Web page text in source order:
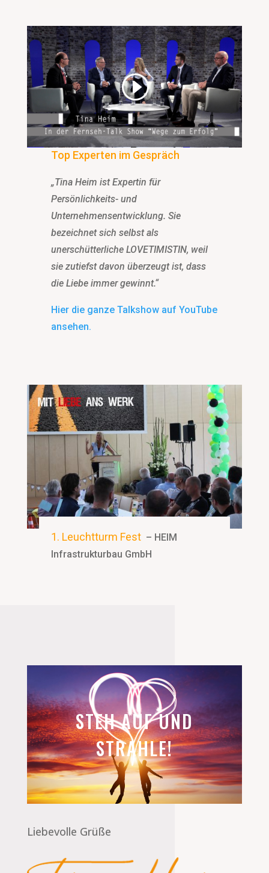
Top Experten im Gespräch
„Tina Heim ist Expertin für
Persönlichkeits- und
Unternehmensentwicklung. Sie
bezeichnet sich selbst als
unerschütterliche LOVETIMISTIN, weil
sie zutiefst davon überzeugt ist, dass
die Liebe immer gewinnt.“
Hier die ganze Talkshow auf YouTube
ansehen.
1. Leuchtturm Fest– HEIM
Infrastrukturbau GmbH
STEH AUF UND
STRAHLE!
Liebevolle Grüße